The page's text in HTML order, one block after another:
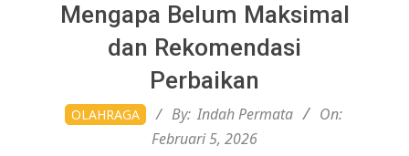
Mengapa Belum Maksimal
dan Rekomendasi
Perbaikan
2026-
02-
OLAHRAGA By: Indah Permata
On:
Februari 5, 2026